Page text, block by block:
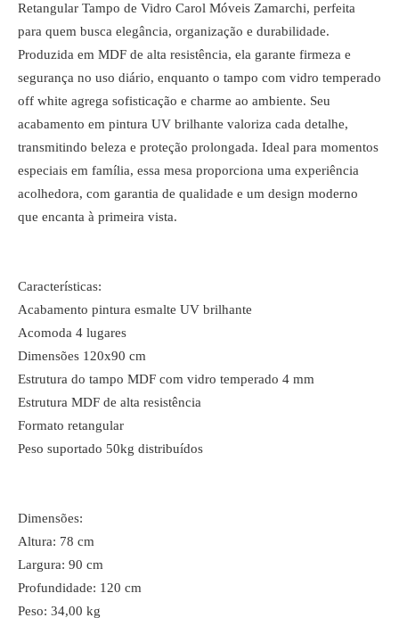
Retangular Tampo de Vidro Carol Móveis Zamarchi, perfeita
para quem busca elegância, organização e durabilidade.
Produzida em MDF de alta resistência, ela garante firmeza e
segurança no uso diário, enquanto o tampo com vidro temperado
off white agrega sofisticação e charme ao ambiente. Seu
acabamento em pintura UV brilhante valoriza cada detalhe,
transmitindo beleza e proteção prolongada. Ideal para momentos
especiais em família, essa mesa proporciona uma experiência
acolhedora, com garantia de qualidade e um design moderno
que encanta à primeira vista.
Características:
Acabamento pintura esmalte UV brilhante
Acomoda 4 lugares
Dimensões 120x90 cm
Estrutura do tampo MDF com vidro temperado 4 mm
Estrutura MDF de alta resistência
Formato retangular
Peso suportado 50kg distribuídos
Dimensões:
Altura: 78 cm
Largura: 90 cm
Profundidade: 120 cm
Peso: 34,00 kg